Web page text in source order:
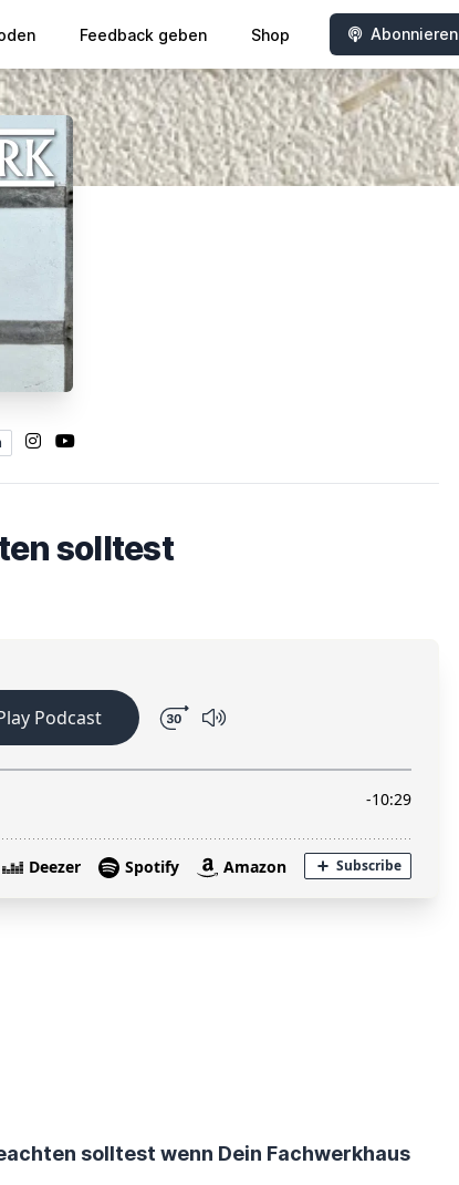
Feedback geben Shop Abonnieren
Instagram
YouTube
solltest
solltest wenn Dein Fachwerkhaus